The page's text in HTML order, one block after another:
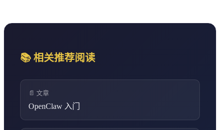
📚 相关推荐阅读
📄 文章
OpenClaw 入门